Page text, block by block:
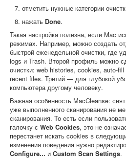
отметить нужные категории
нажать Done.
Такая настройка полезна, если Mac
режимах. Например, можно создать
быстрой еженедельной очистки, где
logs и Trash. Второй профиль можно
очистки: web histories, cookies, auto-
recent files. Третий — для глубокой
компьютера другому человеку.
Важная особенность MacCleanse:
уже выполненного сканирования не
сканирования. То есть если
галочку с Web Cookies, это не
перестанет искать cookies в
изменения поведения нужно
Configure... и Custom Scan Settings.